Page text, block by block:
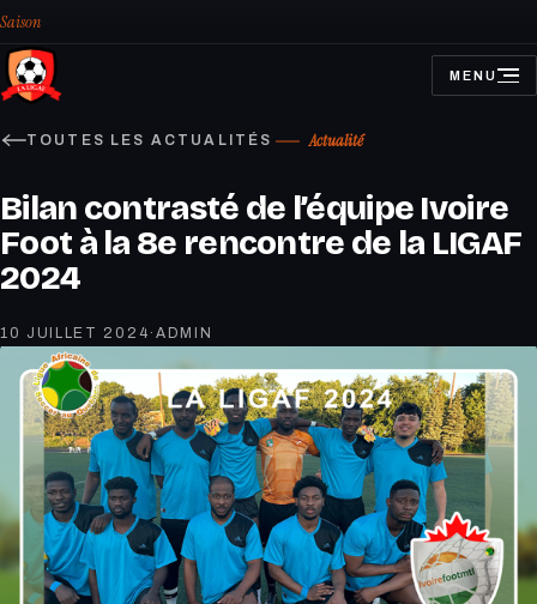
Saison
MENU
OUVRIR
LE
TOUTES LES ACTUALITÉS Actualité
Bilan contrasté de l’équipe Ivoire
Foot à la 8e rencontre de la LIGAF
2024
10 JUILLET 2024 · ADMIN